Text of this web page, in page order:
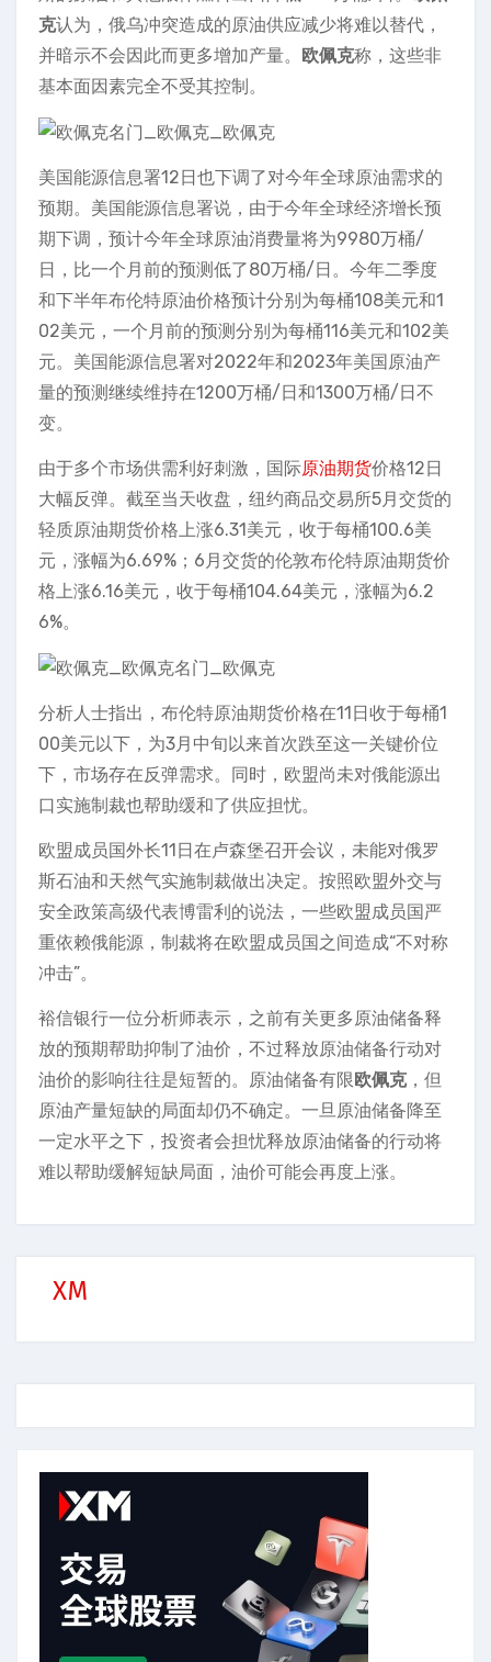
克认为，俄乌冲突造成的原油供应减少将难以替代，
并暗示不会因此而更多增加产量。 欧佩克称，这些非
基本面因素完全不受其控制。
美国能源信息署12日也下调了对今年全球原油需求的
预期。美国能源信息署说，由于今年全球经济增长预
期下调，预计今年全球原油消费量将为9980万桶/
日，比一个月前的预测低了80万桶/日。今年二季度
和下半年布伦特原油价格预计分别为每桶108美元和1
02美元，一个月前的预测分别为每桶116美元和102美
元。美国能源信息署对2022年和2023年美国原油产
量的预测继续维持在1200万桶/日和1300万桶/日不
变。
由于多个市场供需利好刺激，国际原油期货价格12日
大幅反弹。截至当天收盘，纽约商品交易所5月交货的
轻质原油期货价格上涨6.31美元，收于每桶100.6美
元，涨幅为6.69%；6月交货的伦敦布伦特原油期货价
格上涨6.16美元，收于每桶104.64美元，涨幅为6.2
6%。
分析人士指出，布伦特原油期货价格在11日收于每桶1
00美元以下，为3月中旬以来首次跌至这一关键价位
下，市场存在反弹需求。同时，欧盟尚未对俄能源出
口实施制裁也帮助缓和了供应担忧。
欧盟成员国外长11日在卢森堡召开会议，未能对俄罗
斯石油和天然气实施制裁做出决定。按照欧盟外交与
安全政策高级代表博雷利的说法，一些欧盟成员国严
重依赖俄能源，制裁将在欧盟成员国之间造成“不对称
冲击”。
裕信银行一位分析师表示，之前有关更多原油储备释
放的预期帮助抑制了油价，不过释放原油储备行动对
油价的影响往往是短暂的。原油储备有限欧佩克，但
原油产量短缺的局面却仍不确定。一旦原油储备降至
一定水平之下，投资者会担忧释放原油储备的行动将
难以帮助缓解短缺局面，油价可能会再度上涨。
XM